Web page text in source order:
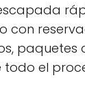
con
paquetes
el